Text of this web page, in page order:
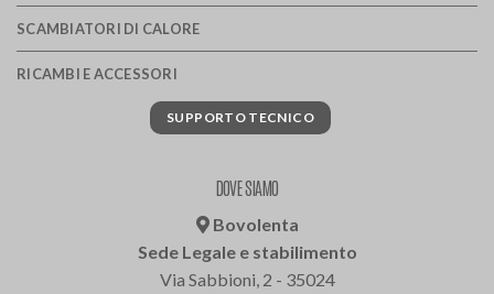
SCAMBIATORI DI CALORE
RICAMBI E ACCESSORI
SUPPORTO TECNICO
DOVE SIAMO
Bovolenta
Sede Legale e stabilimento
Via Sabbioni, 2 - 35024